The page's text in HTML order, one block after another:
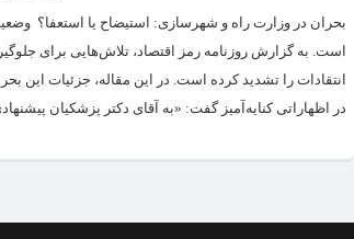
بحران در وزارت راه و شهرسازی: استیضاح یا استعفا؟
است. به گزارش روزنامه رمز اقتصاد، تلاش‌هایی برای
انتقادات را تشدید کرده است. در این مقاله، جزئیات
در اظهاراتی کنایه‌آمیز گفت: «به آقای دکتر پزشکیان